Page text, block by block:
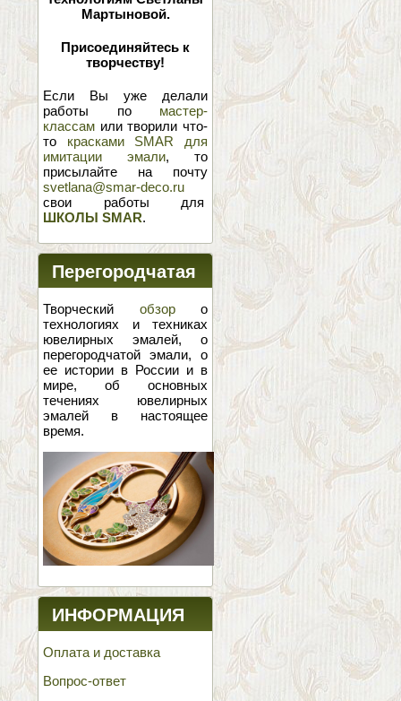
Мартыновой.
Присоединяйтесь к
творчеству!
Если Вы уже делали
работы по мастер-
классам или творили что-
то красками SMAR для
имитации эмали, то
присылайте на почту
svetlana@smar-deco.ru
свои работы для
ШКОЛЫ SMAR.
Перегородчатая
эмаль
Творческий обзоро
технологиях и техниках
ювелирных эмалей, о
перегородчатой эмали, о
ее истории в России и в
мире, об основных
течениях ювелирных
эмалей в настоящее
время.
ИНФОРМАЦИЯ
Оплата и доставка
Вопрос-ответ